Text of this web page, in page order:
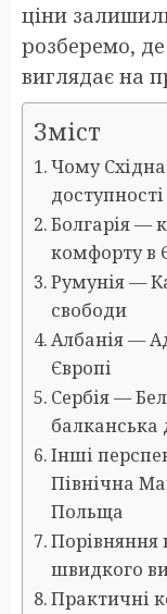
ціни
розберемо,
виглядає на
Зміст
Чому
доступності
Болгарія —
комфорту в
Румунія —
свободи
Албанія —
Європі
Сербія —
балканська
Інші
Північна
Польща
Порівняння
швидкого
Практичні